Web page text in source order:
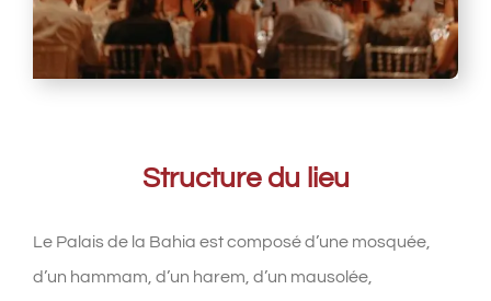
Structure du lieu
Le Palais de la Bahia est composé d’une mosquée,
d’un hammam, d’un harem, d’un mausolée,